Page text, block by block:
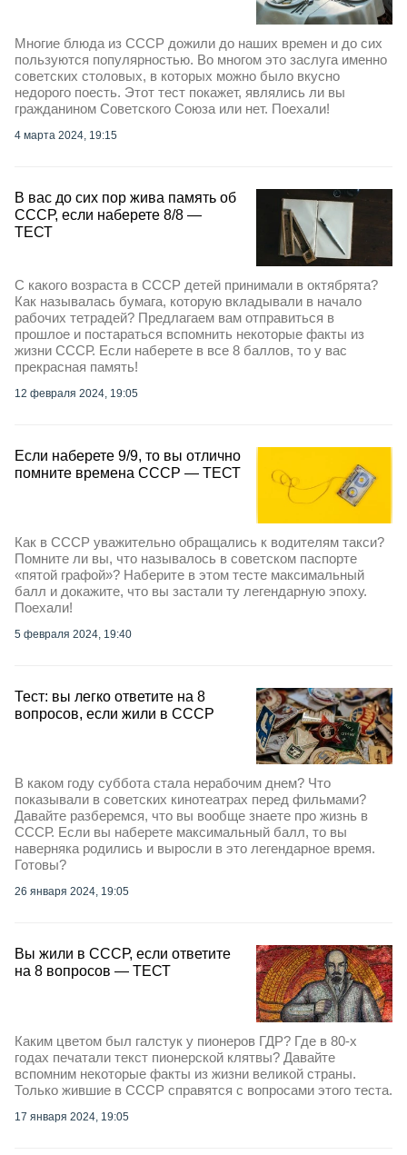
Многие блюда из СССР дожили до наших времен и до сих
пользуются популярностью. Во многом это заслуга именно
советских столовых, в которых можно было вкусно
недорого поесть. Этот тест покажет, являлись ли вы
гражданином Советского Союза или нет. Поехали!
4 марта 2024, 19:15
В вас до сих пор жива память об
СССР, если наберете 8/8 —
ТЕСТ
С какого возраста в СССР детей принимали в октябрята?
Как называлась бумага, которую вкладывали в начало
рабочих тетрадей? Предлагаем вам отправиться в
прошлое и постараться вспомнить некоторые факты из
жизни СССР. Если наберете в все 8 баллов, то у вас
прекрасная память!
12 февраля 2024, 19:05
Если наберете 9/9, то вы отлично
помните времена СССР — ТЕСТ
Как в СССР уважительно обращались к водителям такси?
Помните ли вы, что называлось в советском паспорте
«пятой графой»? Наберите в этом тесте максимальный
балл и докажите, что вы застали ту легендарную эпоху.
Поехали!
5 февраля 2024, 19:40
Тест: вы легко ответите на 8
вопросов, если жили в СССР
В каком году суббота стала нерабочим днем? Что
показывали в советских кинотеатрах перед фильмами?
Давайте разберемся, что вы вообще знаете про жизнь в
СССР. Если вы наберете максимальный балл, то вы
наверняка родились и выросли в это легендарное время.
Готовы?
26 января 2024, 19:05
Вы жили в СССР, если ответите
на 8 вопросов — ТЕСТ
Каким цветом был галстук у пионеров ГДР? Где в 80-х
годах печатали текст пионерской клятвы? Давайте
вспомним некоторые факты из жизни великой страны.
Только жившие в СССР справятся с вопросами этого теста.
17 января 2024, 19:05